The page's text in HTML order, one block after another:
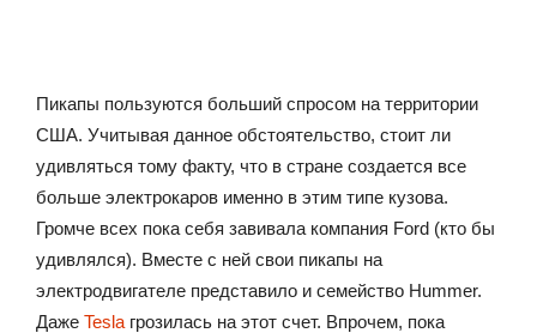
Пикапы пользуются больший спросом на территории
США. Учитывая данное обстоятельство, стоит ли
удивляться тому факту, что в стране создается все
больше электрокаров именно в этим типе кузова.
Громче всех пока себя завивала компания Ford (кто бы
удивлялся). Вместе с ней свои пикапы на
электродвигателе представило и семейство Hummer.
Даже Tesla грозилась на этот счет. Впрочем, пока